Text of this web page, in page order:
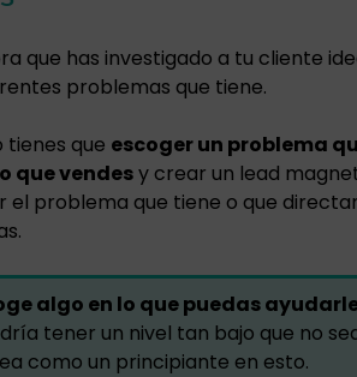
que has investigado a tu cliente
problemas que tiene.
tienes que escoger un problema
que vendesy crear un lead
el problema que tiene o que
algo en lo que puedas
tener un nivel tan bajo que no
como un principiante en esto.